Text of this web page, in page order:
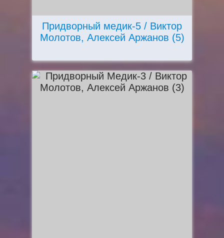
Придворный медик-5 / Виктор
Молотов, Алексей Аржанов (5)